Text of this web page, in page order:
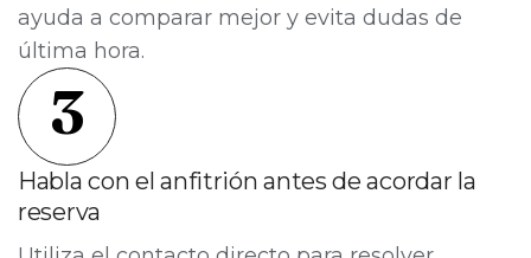
ayuda a comparar mejor y evita dudas de
última hora.
3
Habla con el anfitrión antes de acordar la
reserva